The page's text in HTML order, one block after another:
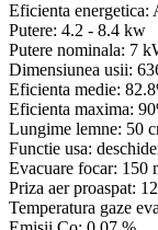
Eficienta energetica:
Putere: 4.2 - 8.4 kw
Putere nominala: 7
Dimensiunea usii:
Eficienta medie:
Eficienta maxima:
Lungime lemne: 50
Functie usa:
Evacuare focar: 150
Priza aer proaspat:
Temperatura gaze